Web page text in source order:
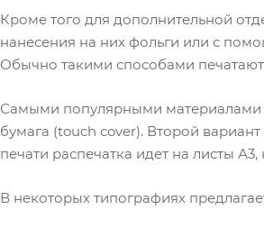
Кроме того для дополнительной
нанесения на них фольги или с
Обычно такими способами
Самыми популярными материалами
бумага (touch cover). Второй
печати распечатка идет на листы
В некоторых типографиях